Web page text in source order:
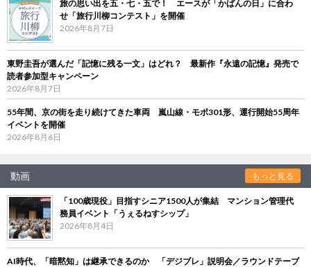
旅の思い出を五・七・五で！ エースが「かばんの日」に合わ
せ「旅行川柳コンテスト」を開催
2026年8月7日
東野圭吾が選んだ「記憶に残る一文」はどれ？ 最新作『永遠の記憶』発売で
読者参加型キャンペーン
2026年8月7日
55年間、京の街を走り続けてきた車両 嵐山線・モボ301形、運行開始55周年
イベントを開催
2026年8月6日
動画 もっと見る
「100歳現役」目指すシニア1500人が集結 マンション管理代
務員イベント「うぇるねすシップ」
2026年8月4日
AI時代、「暗黙知」は継承できるのか 「デジブレ」説明会／ラウンドテーブ